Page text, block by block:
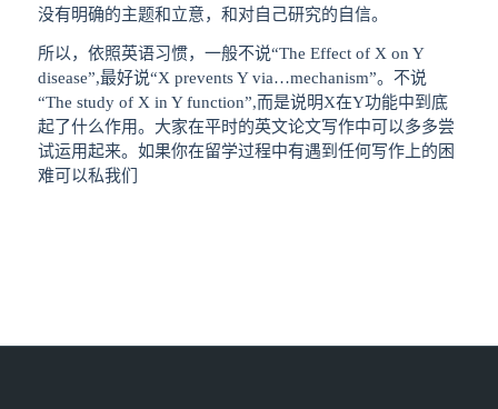
没有明确的主题和立意，和对自己研究的自信。
所以，依照英语习惯，一般不说“The Effect of X on Y
disease”,最好说“X prevents Y via…mechanism”。不说
“The study of X in Y function”,而是说明X在Y功能中到底
起了什么作用。大家在平时的英文论文写作中可以多多尝
试运用起来。如果你在留学过程中有遇到任何写作上的困
难可以私我们